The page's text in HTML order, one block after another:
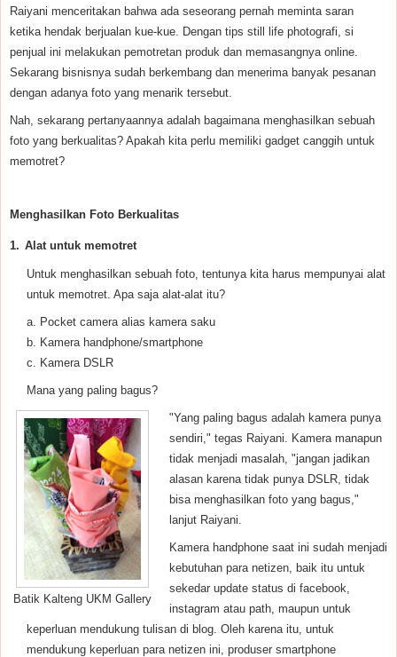
Raiyani menceritakan bahwa ada seseorang pernah meminta saran
ketika hendak berjualan kue-kue. Dengan tips still life photografi, si
penjual ini melakukan pemotretan produk dan memasangnya online.
Sekarang bisnisnya sudah berkembang dan menerima banyak pesanan
dengan adanya foto yang menarik tersebut.
Nah, sekarang pertanyaannya adalah bagaimana menghasilkan sebuah
foto yang berkualitas? Apakah kita perlu memiliki gadget canggih untuk
memotret?
Menghasilkan Foto Berkualitas
1. Alat untuk memotret
Untuk menghasilkan sebuah foto, tentunya kita harus mempunyai alat
untuk memotret. Apa saja alat-alat itu?
a. Pocket camera alias kamera saku
b. Kamera handphone/smartphone
c. Kamera DSLR
Mana yang paling bagus?
Batik Kalteng UKM Gallery
"Yang paling bagus adalah kamera punya
sendiri," tegas Raiyani. Kamera manapun
tidak menjadi masalah, "jangan jadikan
alasan karena tidak punya DSLR, tidak
bisa menghasilkan foto yang bagus,"
lanjut Raiyani.
Kamera handphone saat ini sudah menjadi
kebutuhan para netizen, baik itu untuk
sekedar update status di facebook,
instagram atau path, maupun untuk
keperluan mendukung tulisan di blog. Oleh karena itu, untuk
mendukung keperluan para netizen ini, produser smartphone